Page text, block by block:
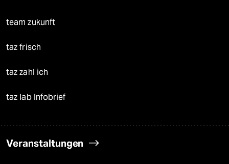
team zukunft
taz frisch
taz zahl ich
taz lab Infobrief
Veranstaltungen